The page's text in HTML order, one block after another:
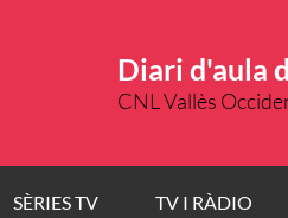
Diari d'aula
CNL Vallès
SÈRIES TV TV I RÀDIO